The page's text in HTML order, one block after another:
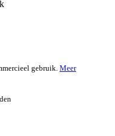
gebruik. Meer